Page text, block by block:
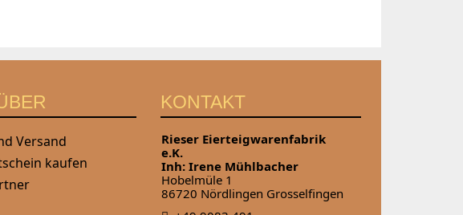
Versand
kaufen
KONTAKT
Rieser Eierteigwarenfabrik
e.K.
Inh: Irene Mühlbacher
Hobelmüle 1
86720 Nördlingen Grosselfingen